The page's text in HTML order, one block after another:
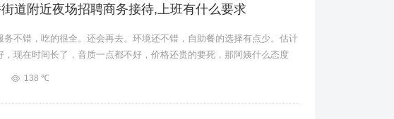
道附近夜场招聘商务接待,上班有什么要求
错，吃的很全。还会再去。环境还不错，自助餐的选择有点少。估计
，现在时间长了，音质一点都不好，价格还贵的要死，那阿姨什么态度
138 ℃